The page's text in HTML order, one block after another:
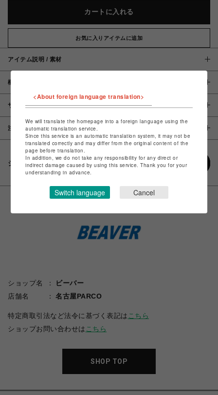
カートに入れる
お気に入りアイテムに追加
アイテム説明 / 素材
概要
サイズ
注意事項
シェアする
ショップ名
ビーバー
店舗名
名古屋PARCO
特定商取引法など法令に基づく表記は こちら
ショップお問い合わせは こちら
SHOP TOP
<About foreign language translation>
We will translate the homepage into a foreign language using the
automatic translation service.
Since this service is an automatic translation system, it may not be
translated correctly and may differ from the original content of the
page before translation.
In addition, we do not take any responsibility for any direct or
indirect damage caused by using this service. Thank you for your
understanding in advance.
Switch language Cancel